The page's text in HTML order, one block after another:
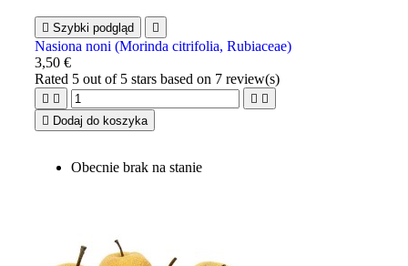
 Szybki podgląd 
Nasiona noni (Morinda citrifolia, Rubiaceae)
3,50 €
Rated 5 out of 5 stars based on 7 review(s)
   
 Dodaj do koszyka
Obecnie brak na stanie